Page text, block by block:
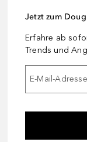
Jetzt zum
Erfahre ab
Trends und
E-Mail-Adresse